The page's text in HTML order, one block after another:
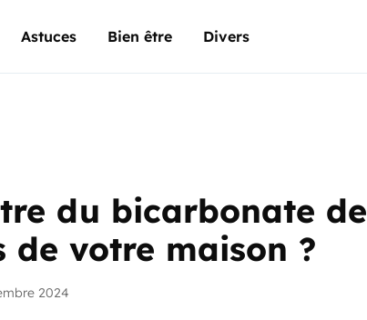
Astuces Bien être Divers
du bicarbonate de
de votre maison ?
2024